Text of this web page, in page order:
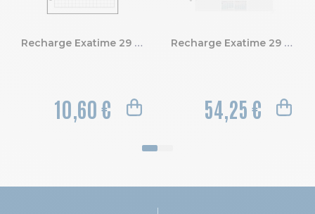
Recharge Exatime 29 - Quadrillé 5x5
10,60 €
Recharge Exatime 29 - Journalier millésimé - Annuel - Janvier à Décembre 2027
54,25 €